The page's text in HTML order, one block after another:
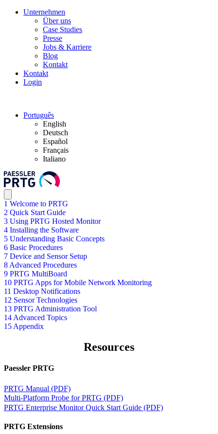
Unternehmen
Über uns
Case Studies
Presse
Jobs & Karriere
Blog
Kontakt
Kontakt
Login
Português
English
Deutsch
Español
Français
Italiano
1 Welcome to PRTG
2 Quick Start Guide
3 Using PRTG Hosted Monitor
4 Installing the Software
5 Understanding Basic Concepts
6 Basic Procedures
7 Device and Sensor Setup
8 Advanced Procedures
9 PRTG MultiBoard
10 PRTG Apps for Mobile Network Monitoring
11 Desktop Notifications
12 Sensor Technologies
13 PRTG Administration Tool
14 Advanced Topics
15 Appendix
Resources
Paessler PRTG
PRTG Manual (PDF)
Multi-Platform Probe for PRTG (PDF)
PRTG Enterprise Monitor Quick Start Guide (PDF)
PRTG Extensions